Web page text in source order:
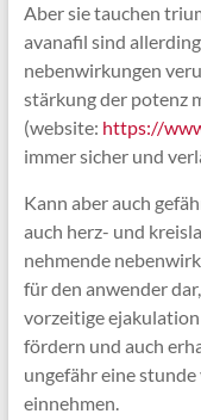
Aber sie tauchen
avanafil sind
nebenwirkungen
stärkung der potenz
(website: https://
immer sicher und
Kann aber auch
auch herz- und
nehmende
für den anwender
vorzeitige
fördern und auch
ungefähr eine
einnehmen.